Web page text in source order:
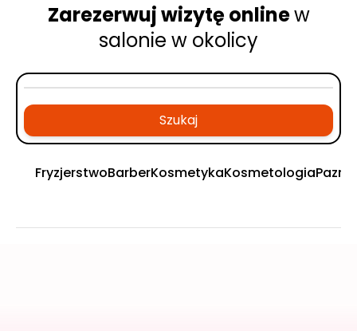
Zarezerwuj wizytę onlinew
salonie w okolicy
Szukaj
FryzjerstwoBarberKosmetykaKosmetologia